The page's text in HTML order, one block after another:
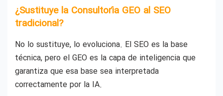
¿Sustituye la Consultoría GEO al SEO
tradicional?
No lo sustituye, lo evoluciona. El SEO es la base
técnica, pero el GEO es la capa de inteligencia que
garantiza que esa base sea interpretada
correctamente por la IA.